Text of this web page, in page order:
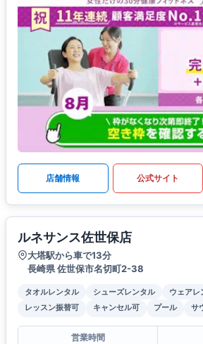
店舗情報 公式サイト
ルネサンス佐世保店
大塔駅から車で13分
長崎県 佐世保市名切町2-38
タオルレンタル シューズレンタル
ウェアレ
レッスン振替可
キャンセル可 プール サ
営業時間